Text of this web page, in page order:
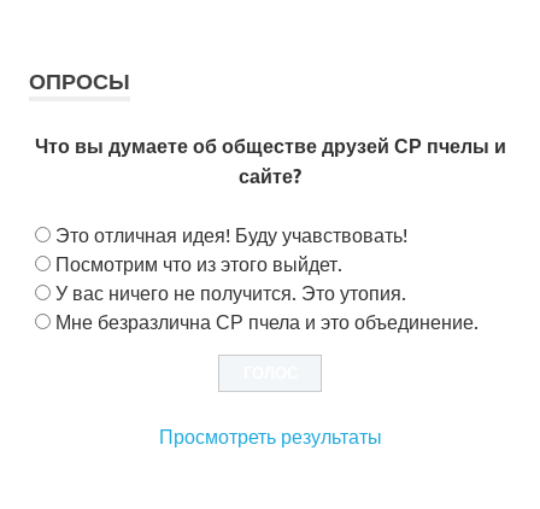
ОПРОСЫ
Что вы думаете об обществе друзей СР пчелы и
сайте?
Это отличная идея! Буду учавствовать!
Посмотрим что из этого выйдет.
У вас ничего не получится. Это утопия.
Мне безразлична СР пчела и это объединение.
Просмотреть результаты